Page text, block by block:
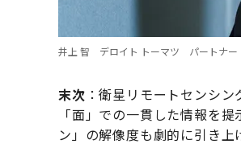
井上 智 デロイト トーマツ パートナー
末次 ：衛星リモートセンシ
「面」での一貫した情報を
ン」の解像度も劇的に引き上